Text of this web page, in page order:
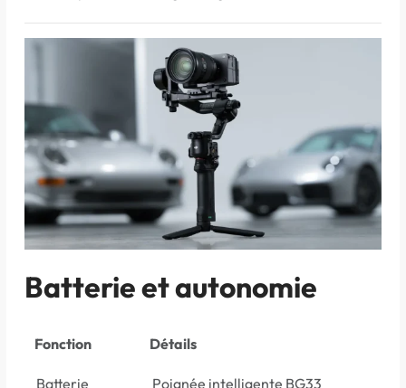
Batterie et autonomie
Fonction Détails
Batterie Poignée intelligente BG33